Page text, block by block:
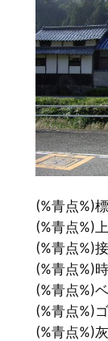
(%青点
(%青点
(%青点%)
(%青点%)
(%青点%)
(%青点%)
(%青点%)